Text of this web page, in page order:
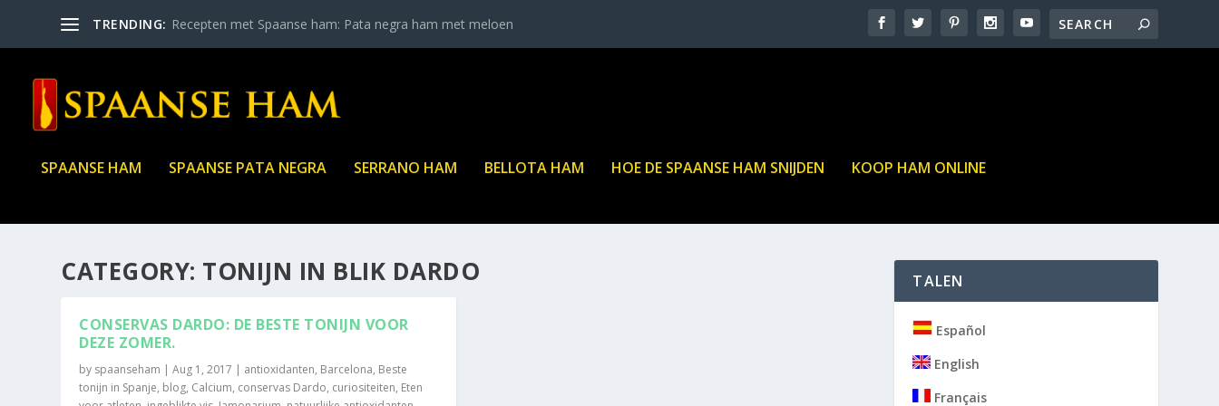
TRENDING: Recepten met Spaanse ham: Pata negra ham met meloen
SPAANSE HAM SPAANSE PATA NEGRA SERRANO HAM BELLOTA HAM HOE DE SPAANSE HAM SNIJDEN KOOP HAM ONLINE
CATEGORY: TONIJN IN BLIK DARDO
CONSERVAS DARDO: DE BESTE TONIJN VOOR
DEZE ZOMER.
by spaanseham |Aug 1, 2017 | antioxidanten, Barcelona, Beste
tonijn in Spanje, blog, Calcium, conservas Dardo, curiositeiten, Eten
TALEN
Español
English
Français